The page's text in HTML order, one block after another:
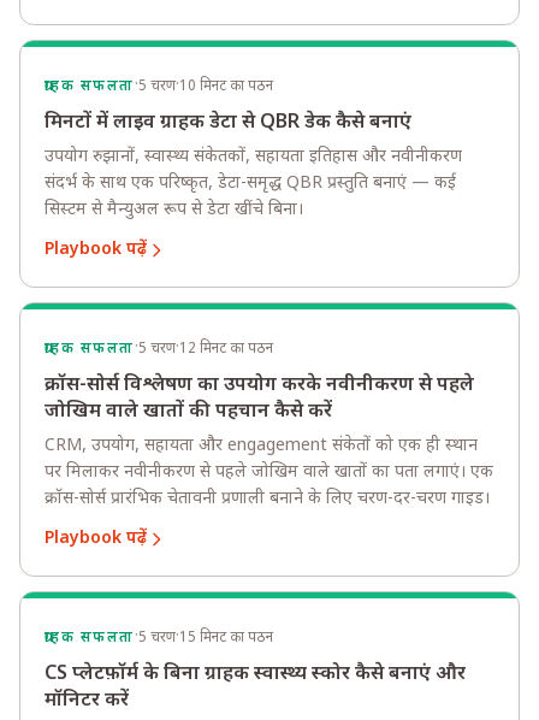
ग्राहक सफलता·5 चरण·10 मिनट का पठन
मिनटों में लाइव ग्राहक डेटा से QBR डेक कैसे बनाएं
उपयोग रुझानों, स्वास्थ्य संकेतकों, सहायता इतिहास और नवीनीकरण
संदर्भ के साथ एक परिष्कृत, डेटा-समृद्ध QBR प्रस्तुति बनाएं — कई
सिस्टम से मैन्युअल रूप से डेटा खींचे बिना।
Playbook पढ़ें
ग्राहक सफलता·5 चरण·12 मिनट का पठन
क्रॉस-सोर्स विश्लेषण का उपयोग करके नवीनीकरण से पहले
जोखिम वाले खातों की पहचान कैसे करें
CRM, उपयोग, सहायता और engagement संकेतों को एक ही स्थान
पर मिलाकर नवीनीकरण से पहले जोखिम वाले खातों का पता लगाएं। एक
क्रॉस-सोर्स प्रारंभिक चेतावनी प्रणाली बनाने के लिए चरण-दर-चरण गाइड।
Playbook पढ़ें
ग्राहक सफलता·5 चरण·15 मिनट का पठन
CS प्लेटफ़ॉर्म के बिना ग्राहक स्वास्थ्य स्कोर कैसे बनाएं और
मॉनिटर करें